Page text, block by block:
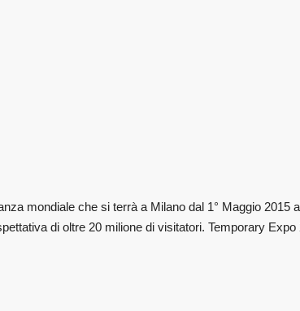
mondiale che si terrà a Milano dal 1° Maggio
di oltre 20 milione di visitatori. Temporary